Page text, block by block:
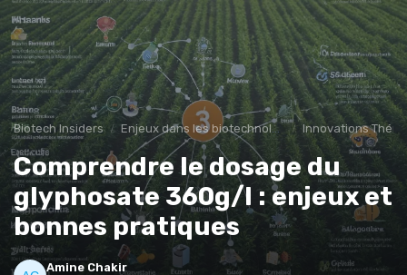
Biotech Insiders Enjeux dans les biotechnologies Innovations
Comprendre le dosage du
glyphosate 360g/l : enjeux et
bonnes pratiques
Amine Chakir